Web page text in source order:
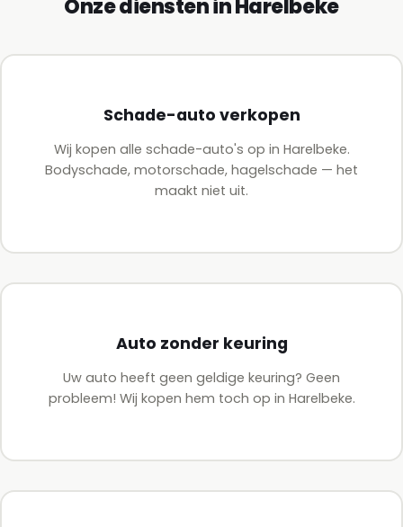
Onze diensten in Harelbeke
Schade-auto verkopen
Wij kopen alle schade-auto's op in Harelbeke.
Bodyschade, motorschade, hagelschade — het
maakt niet uit.
Auto zonder keuring
Uw auto heeft geen geldige keuring? Geen
probleem! Wij kopen hem toch op in Harelbeke.